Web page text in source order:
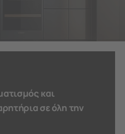
και
σε όλη την